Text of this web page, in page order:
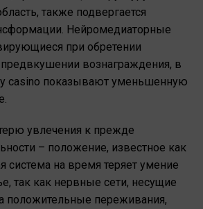
также подвергается
Нейромедиаторные
при обретении
вознаграждения, в
casino показывают уменьшенную
увлечения к прежде
– положение, известное как
система на время теряет умение
так как нервные сети, несущие
положительные переживания,